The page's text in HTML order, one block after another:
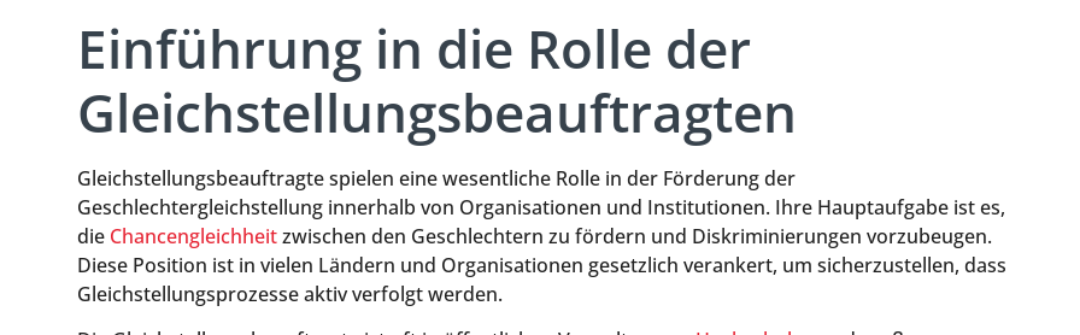
Einführung in die Rolle der
Gleichstellungsbeauftragten
Gleichstellungsbeauftragte spielen eine wesentliche Rolle in der Förderung der
Geschlechtergleichstellung innerhalb von Organisationen und Institutionen. Ihre Hauptaufgabe ist es,
die Chancengleichheitzwischen den Geschlechtern zu fördern und Diskriminierungen vorzubeugen.
Diese Position ist in vielen Ländern und Organisationen gesetzlich verankert, um sicherzustellen, dass
Gleichstellungsprozesse aktiv verfolgt werden.